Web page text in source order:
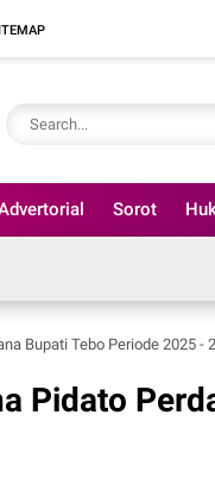
Sorot
Bupati Tebo Periode 2025 -
Pidato